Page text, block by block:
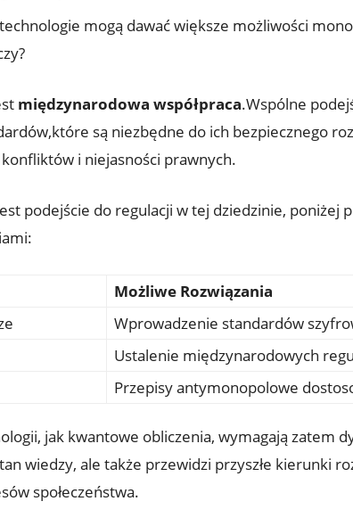
mogą dawać większe możliwości
międzynarodowa współpraca.Wspólne
są niezbędne do ich bezpiecznego
i niejasności prawnych.
podejście do regulacji w tej dziedzinie,
Możliwe Rozwiązania
Wprowadzenie standardów
Ustalenie międzynarodowych
Przepisy antymonopolowe
jak kwantowe obliczenia, wymagają zatem
wiedzy, ale także przewidzi przyszłe kierunki
społeczeństwa.